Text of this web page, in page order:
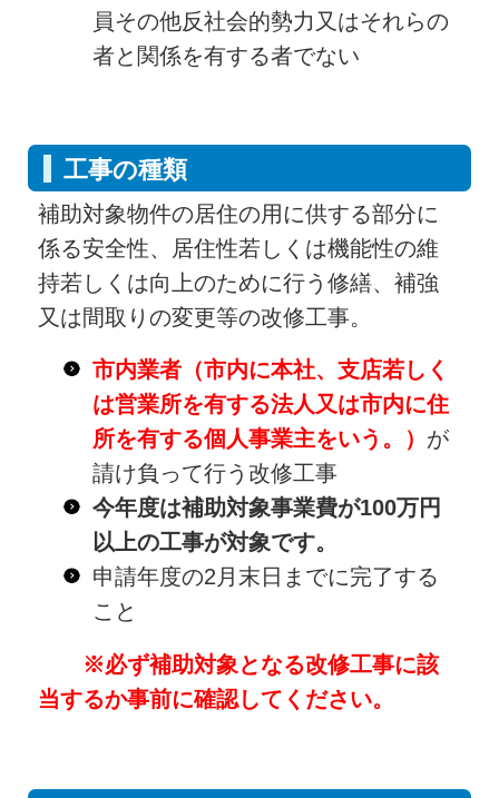
員その他反社会的勢力又はそれらの
者と関係を有する者でない
工事の種類
補助対象物件の居住の用に供する部分に
係る安全性、居住性若しくは機能性の維
持若しくは向上のために行う修繕、補強
又は間取りの変更等の改修工事。
市内業者（市内に本社、支店若しく
は営業所を有する法人又は市内に住
所を有する個人事業主をいう。） が
請け負って行う改修工事
今年度は補助対象事業費が100万円
以上の工事が対象です。
申請年度の2月末日までに完了する
こと
※必ず補助対象となる改修工事に該
当するか事前に確認してください。